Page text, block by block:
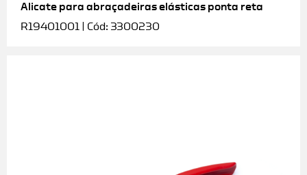
Alicate para abraçadeiras elásticas ponta reta
R19401001 | Cód: 3300230